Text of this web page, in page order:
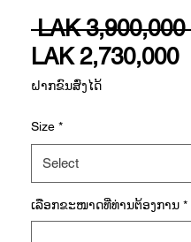
LAK 3,900,000
LAK 2,730,000
ຝາກຂົນສົ່ງໄດ້
Size *
ເລືອກ​ຂະ​ໜາດ​ທີ່​ທ່ານ​ຕ້ອງ​ການ *